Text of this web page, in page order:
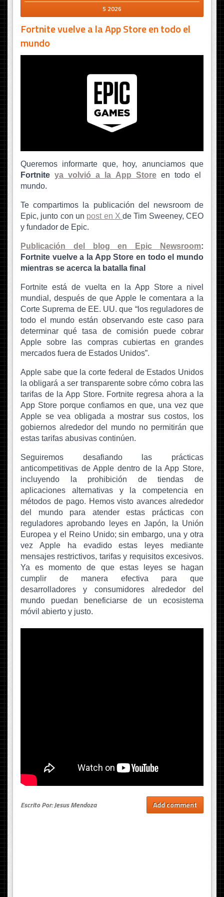
5 2026
Fortnite vuelve a la App Store en todo el
mundo
Queremos informarte que, hoy, anunciamos que
Fortniteya volvió a la App Storeen todo el
mundo.
Te compartimos la publicación del newsroom de
Epic, junto con un post en Xde Tim Sweeney, CEO
y fundador de Epic.
Publicación del blog en Epic Newsroom:
Fortnite vuelve a la App Store en todo el mundo
mientras se acerca la batalla final
Fortnite está de vuelta en la App Store a nivel
mundial, después de que Apple le comentara a la
Corte Suprema de EE. UU. que “los reguladores de
todo el mundo están observando este caso para
determinar qué tasa de comisión puede cobrar
Apple sobre las compras cubiertas en grandes
mercados fuera de Estados Unidos”.
Apple sabe que la corte federal de Estados Unidos
la obligará a ser transparente sobre cómo cobra las
tarifas de la App Store. Fortnite regresa ahora a la
App Store porque confiamos en que, una vez que
Apple se vea obligada a mostrar sus costos, los
gobiernos alrededor del mundo no permitirán que
estas tarifas abusivas continúen.
Seguiremos desafiando las prácticas
anticompetitivas de Apple dentro de la App Store,
incluyendo la prohibición de tiendas de
aplicaciones alternativas y la competencia en
métodos de pago. Hemos visto avances alrededor
del mundo para atender estas prácticas con
reguladores aprobando leyes en Japón, la Unión
Europea y el Reino Unido; sin embargo, una y otra
vez Apple ha evadido estas leyes mediante
mensajes restrictivos, tarifas y requisitos excesivos.
Ya es momento de que estas leyes se hagan
cumplir de manera efectiva para que
desarrolladores y consumidores alrededor del
mundo puedan beneficiarse de un ecosistema
móvil abierto y justo.
Escrito Por: Jesus Mendoza Add comment